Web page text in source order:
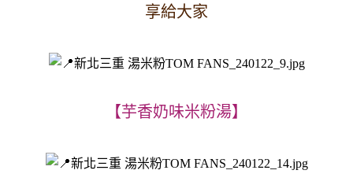
享給大家
【芋香奶味米粉湯】